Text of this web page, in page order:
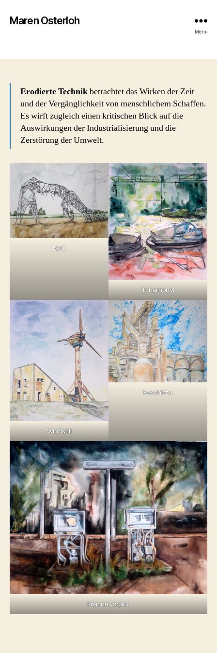
Maren Osterloh
Menu
Erodierte Technik
Erodierte Technikbetrachtet das Wirken der Zeit
und der Vergänglichkeit von menschlichem Schaffen.
Es wirft zugleich einen kritischen Blick auf die
Auswirkungen der Industrialisierung und die
Zerstörung der Umwelt.
Kyrill
Tchernobyl
Windstill
Reschitza
Rien ne va plus